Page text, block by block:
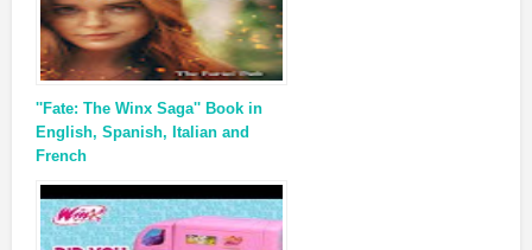
''Fate: The Winx Saga'' Book in
English, Spanish, Italian and
French